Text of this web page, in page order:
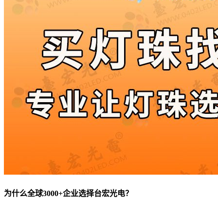
为什么全球3000+企业选择台宏光电？